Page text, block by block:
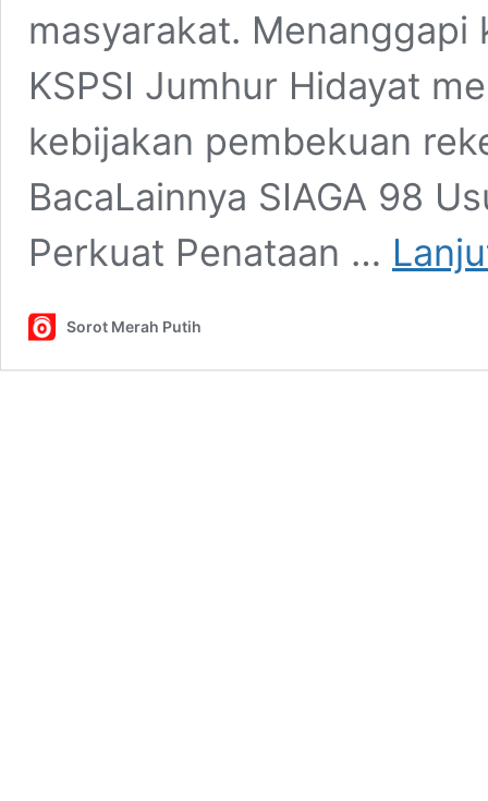
masyarakat. Menanggapi
KSPSI Jumhur Hidayat
kebijakan pembekuan
BacaLainnya SIAGA 98
Perkuat Penataan …
Sorot Merah Putih